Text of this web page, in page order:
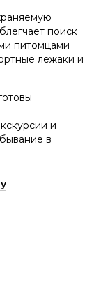
поиск
питомцами
лежаки и
и
в